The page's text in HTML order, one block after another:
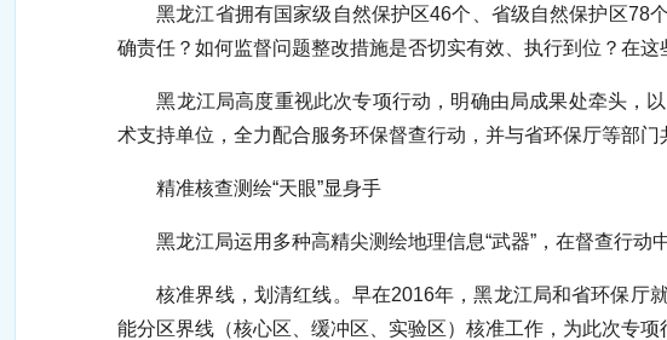
黑龙江省拥有国家级自然保护区46个、省级自然保护区78个
确责任？如何监督问题整改措施是否切实有效、执行到位？在
黑龙江局高度重视此次专项行动，明确由局成果处牵头，以
术支持单位，全力配合服务环保督查行动，并与省环保厅等部
精准核查测绘“天眼”显身手
黑龙江局运用多种高精尖测绘地理信息“武器”，在督查行动
核准界线，划清红线。早在2016年，黑龙江局和省环保厅就
能分区界线（核心区、缓冲区、实验区）核准工作，为此次专项